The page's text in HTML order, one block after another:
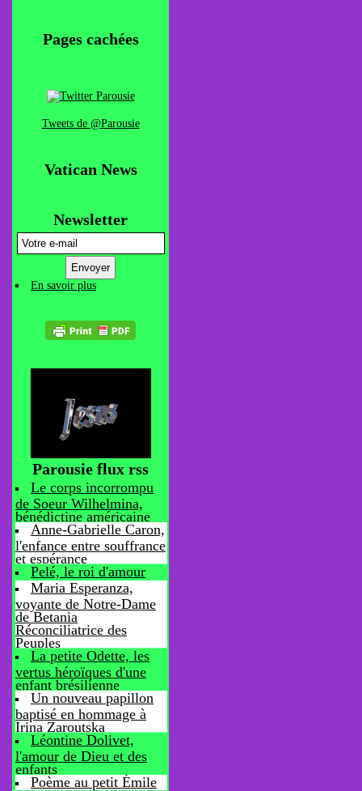
Pages cachées
Tweets de @Parousie
Vatican News
Newsletter
En savoir plus
Parousie flux rss
Le corps incorrompu
de Soeur Wilhelmina,
bénédictine américaine
Anne-Gabrielle Caron,
l'enfance entre souffrance
et espérance
Pelé, le roi d'amour
Maria Esperanza,
voyante de Notre-Dame
de Betania
Réconciliatrice des
Peuples
La petite Odette, les
vertus héroïques d'une
enfant brésilienne
Un nouveau papillon
baptisé en hommage à
Irina Zaroutska
Léontine Dolivet,
l'amour de Dieu et des
enfants
Poème au petit Émile